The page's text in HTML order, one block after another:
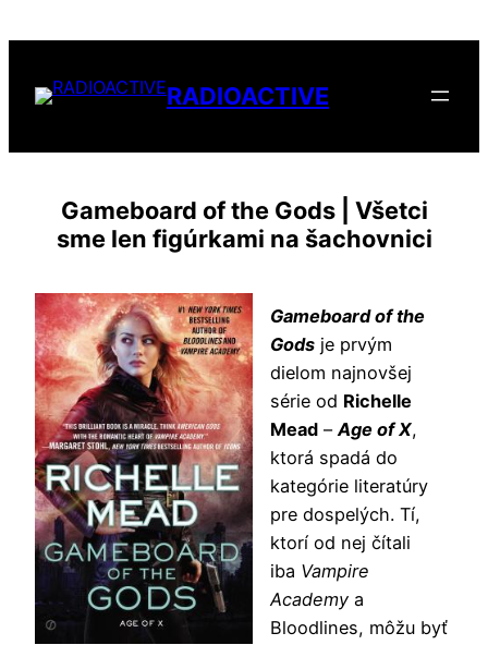
obsah
RADIOACTIVE
Gameboard of the Gods | Všetci
sme len figúrkami na šachovnici
Gameboard of the
Gods je prvým
dielom najnovšej
série od Richelle
Mead –Age of X,
ktorá spadá do
kategórie literatúry
pre dospelých. Tí,
ktorí od nej čítali
iba Vampire
Academy a
Bloodlines, môžu byť